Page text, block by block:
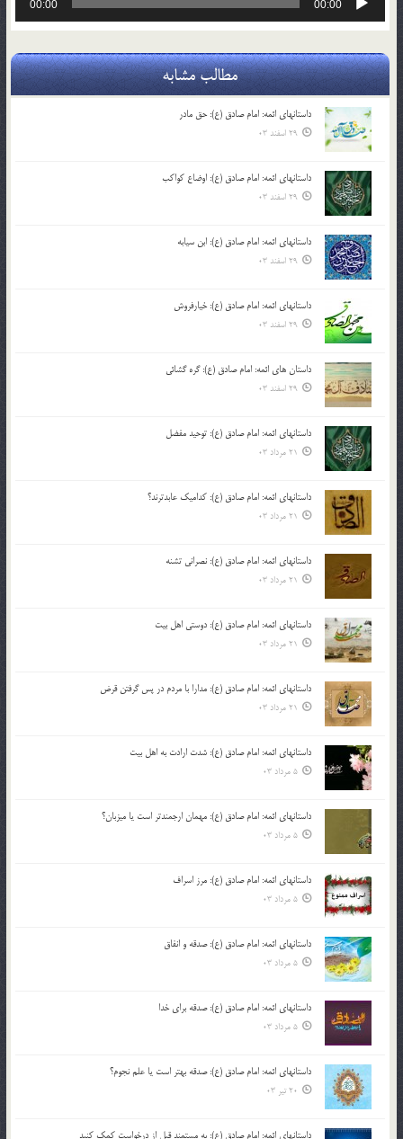
00:00
00:00
مطالب مشابه
داستانهای ائمه: امام صادق (ع): حق مادر
29 اسفند 03
داستانهای ائمه: امام صادق (ع): اوضاع کواکب
29 اسفند 03
داستانهای ائمه: امام صادق (ع): ابن سیابه
29 اسفند 03
داستانهای ائمه: امام صادق (ع): خیارفروش
29 اسفند 03
داستان های ائمه: امام صادق (ع): گره گشائی
29 اسفند 03
داستانهای ائمه: امام صادق (ع): توحید مفضل
21 مرداد 03
داستانهای ائمه: امام صادق (ع): کدامیک عابدترند؟
21 مرداد 03
داستانهای ائمه: امام صادق (ع): نصرانی تشنه
21 مرداد 03
داستانهای ائمه: امام صادق (ع): دوستی اهل بیت
21 مرداد 03
داستانهای ائمه: امام صادق (ع): مدارا با مردم در پس گرفتن قرض
21 مرداد 03
داستانهای ائمه: امام صادق (ع): شدت ارادت به اهل بیت
5 مرداد 03
داستانهای ائمه: امام صادق (ع): مهمان ارجمندتر است یا میزبان؟
5 مرداد 03
داستانهای ائمه: امام صادق (ع): مرز اسراف
5 مرداد 03
داستانهای ائمه: امام صادق (ع): صدقه و انفاق
5 مرداد 03
داستانهای ائمه: امام صادق (ع): صدقه برای خدا
5 مرداد 03
داستانهای ائمه: امام صادق (ع): صدقه بهتر است یا علم نجوم؟
20 تیر 03
داستانهای ائمه: امام صادق (ع): به مستمند قبل از درخواست کمک کنید